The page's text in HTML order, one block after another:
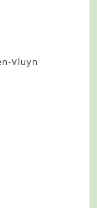
Vluyn